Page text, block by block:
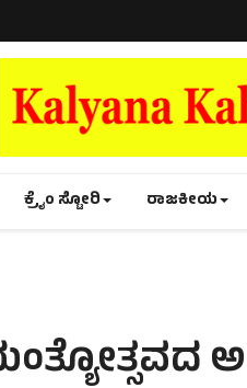
ಕ್ರೈಂ ಸ್ಟೋರಿ ರಾಜಕೀಯ